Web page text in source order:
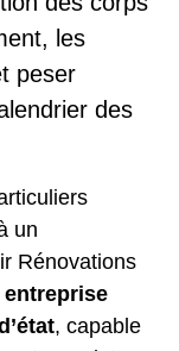
les
peser
des
un
Rénovations
entreprise
, capable